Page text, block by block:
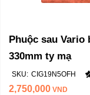
Phuộc sau Vario
330mm ty mạ
SKU: CIG19N5OFH
2,750,000 VND